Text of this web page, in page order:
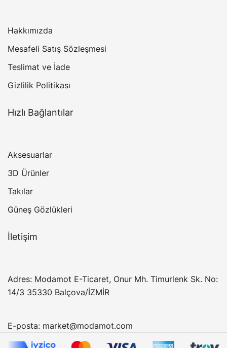
Hakkımızda
Mesafeli Satış Sözleşmesi
Teslimat ve İade
Gizlilik Politikası
Hızlı Bağlantılar
Aksesuarlar
3D Ürünler
Takılar
Güneş Gözlükleri
İletişim
Adres: Modamot E-Ticaret, Onur Mh. Timurlenk Sk. No:
14/3 35330 Balçova/İZMİR
E-posta: market@modamot.com